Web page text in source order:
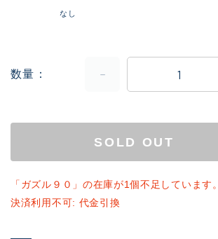
なし
数量
SOLD OUT
「ガズル９０」の在庫が1個不足しています。
決済利用不可: 代金引換